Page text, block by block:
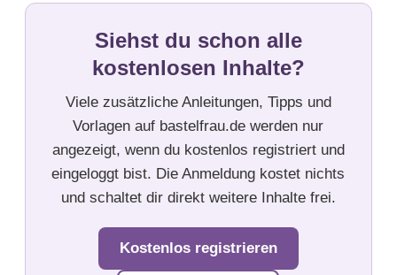
Siehst du schon alle
kostenlosen Inhalte?
Viele zusätzliche Anleitungen, Tipps und
Vorlagen auf bastelfrau.de werden nur
angezeigt, wenn du kostenlos registriert und
eingeloggt bist. Die Anmeldung kostet nichts
und schaltet dir direkt weitere Inhalte frei.
Kostenlos registrieren